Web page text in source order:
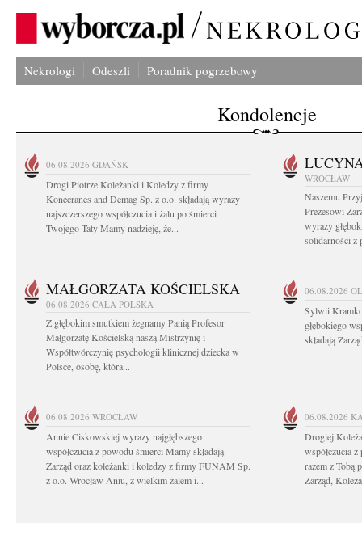
Nekrologi Odeszli Poradnik pogrzebowy
Kondolencje
06.08.2026 GDAŃSK
Drogi Piotrze Koleżanki i Koledzy z firmy
Konecranes and Demag Sp. z o.o. składają wyrazy
najszczerszego współczucia i żalu po śmierci
Twojego Taty Mamy nadzieję, że...
WROCŁAW
Naszemu
Prezesowi
wyrazy
solidarności z
MAŁGORZATA KOŚCIELSKA
06.08.2026 CAŁA POLSKA
Z głębokim smutkiem żegnamy Panią Profesor
Małgorzatę Kościelską naszą Mistrzynię i
Współtwórczynię psychologii klinicznej dziecka w
Polsce, osobę, która...
06.08.2026
Sylwii
głębokiego
składają
06.08.2026 WROCŁAW
Annie Ciskowskiej wyrazy najgłębszego
współczucia z powodu śmierci Mamy składają
Zarząd oraz koleżanki i koledzy z firmy FUNAM Sp.
z o.o. Wrocław Aniu, z wielkim żalem i...
06.08.2026
Drogiej
współczucia
razem z Tobą
Zarząd,